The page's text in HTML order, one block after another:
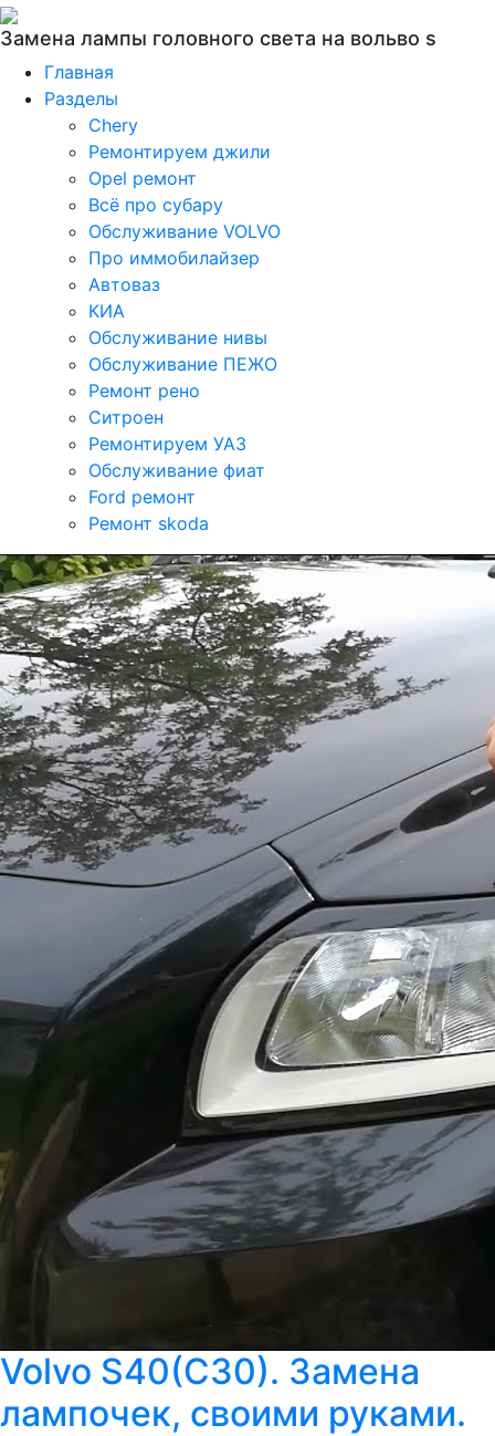
Замена лампы головного света на вольво s
Главная
Разделы
Chery
Ремонтируем джили
Opel ремонт
Всё про субару
Обслуживание VOLVO
Про иммобилайзер
Автоваз
КИА
Обслуживание нивы
Обслуживание ПЕЖО
Ремонт рено
Ситроен
Ремонтируем УАЗ
Обслуживание фиат
Ford ремонт
Ремонт skoda
Volvo S40(C30). Замена
лампочек, своими руками.